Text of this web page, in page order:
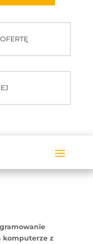
komputerze z